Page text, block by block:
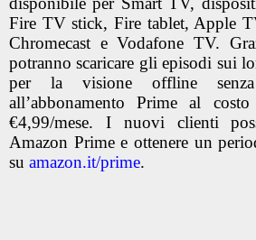
Fire TV stick, Fire tablet, Apple
Chromecast e Vodafone TV.
potranno scaricare gli episodi sui
per la visione offline
all’abbonamento Prime al
€4,99/mese. I nuovi clienti
Amazon Prime e ottenere un
su amazon.it/prime.